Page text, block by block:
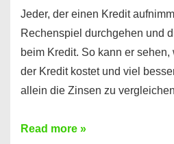
Jeder, der einen Kredit
Rechenspiel durchgehen und
beim Kredit. So kann er
der Kredit kostet und viel
allein die Zinsen zu
Ganz
Read more »